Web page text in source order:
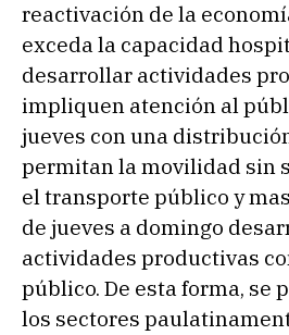
reactivación de la
exceda la capacidad
desarrollar actividades
impliquen atención al
jueves con una
permitan la movilidad sin
el transporte público y
de jueves a domingo
actividades productivas
público. De esta forma, se
los sectores